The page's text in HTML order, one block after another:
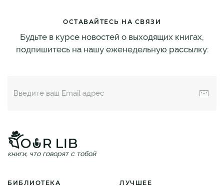
ОСТАВАЙТЕСЬ НА СВЯЗИ
Будьте в курсе новостей о выходящих книгах,
подпишитесь на нашу еженедельную рассылку:
книги, что говорят с тобой
БИБЛИОТЕКА ЛУЧШЕЕ